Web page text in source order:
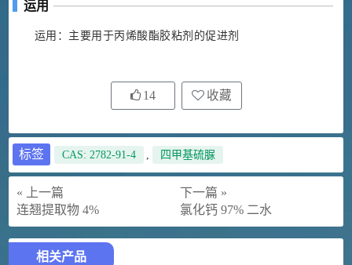
运用
运用：主要用于丙烯酸酯胶粘剂的促进剂
14 收藏
标签 CAS: 2782-91-4 , 四甲基硫脲
« 上一篇
连翘提取物 4%
下一篇 »
氯化钙 97% 二水
相关产品